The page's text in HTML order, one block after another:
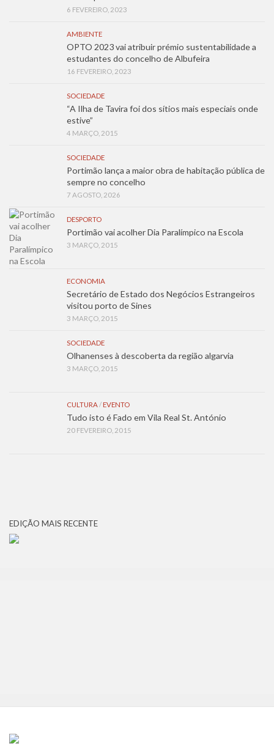
6 FEVEREIRO, 2023
AMBIENTE
OPTO 2023 vai atribuir prémio sustentabilidade a
estudantes do concelho de Albufeira
16 FEVEREIRO, 2023
SOCIEDADE
“A Ilha de Tavira foi dos sítios mais especiais onde
estive”
4 MARÇO, 2015
SOCIEDADE
Portimão lança a maior obra de habitação pública de
sempre no concelho
7 AGOSTO, 2026
DESPORTO
Portimão vai acolher Dia Paralímpico na Escola
3 MARÇO, 2015
ECONOMIA
Secretário de Estado dos Negócios Estrangeiros
visitou porto de Sines
3 MARÇO, 2015
SOCIEDADE
Olhanenses à descoberta da região algarvia
3 MARÇO, 2015
CULTURA/ EVENTO
Tudo isto é Fado em Vila Real St. António
20 FEVEREIRO, 2015
EDIÇÃO MAIS RECENTE